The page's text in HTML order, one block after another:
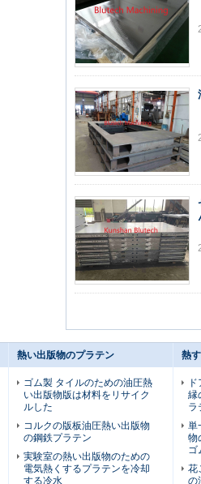
熱い出版物のプラテン
ゴム製 タイルのための油圧熱
い出版物版は材料をリサイク
ルした
コルクの版板油圧熱い出版物
の鋼鉄プラテン
実験室の熱い出版物のための
電気熱くするプラテンを冷却
する冷水
熱
縁
ラ
単
物
ゴ
花
の